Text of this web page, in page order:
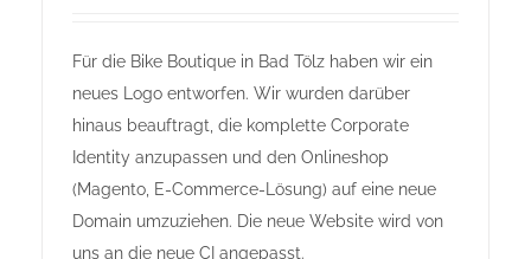
Für die Bike Boutique in Bad Tölz haben wir ein
neues Logo entworfen. Wir wurden darüber
hinaus beauftragt, die komplette Corporate
Identity anzupassen und den Onlineshop
(Magento, E-Commerce-Lösung) auf eine neue
Domain umzuziehen. Die neue Website wird von
uns an die neue CI angepasst.